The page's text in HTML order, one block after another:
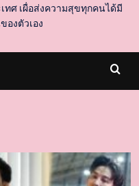
ทศ เผื่อส่งความสุขทุกคนได้มี
งตัวเอง